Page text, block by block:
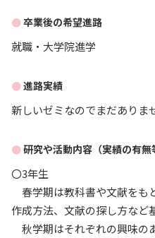
卒業後の希望進路
就職・大学院進学
進路実績
新しいゼミなのでまだありま
研究や活動内容（実績の有無
〇3年生
春学期は教科書や文献をも
作成方法、文献の探し方など
秋学期はそれぞれの興味の